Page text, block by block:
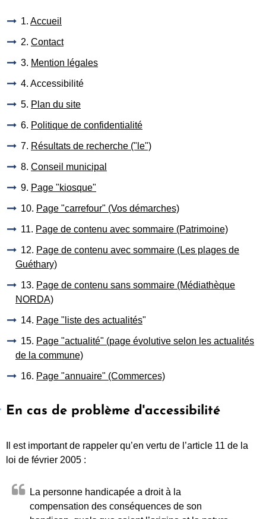
1. Accueil
2. Contact
3. Mention légales
4. Accessibilité
5. Plan du site
6. Politique de confidentialité
7. Résultats de recherche ("le")
8. Conseil municipal
9. Page "kiosque"
10. Page "carrefour" (Vos démarches)
11. Page de contenu avec sommaire (Patrimoine)
12. Page de contenu avec sommaire (Les plages de
Guéthary)
13. Page de contenu sans sommaire (Médiathèque
NORDA)
14. Page "liste des actualités"
15. Page "actualité" (page évolutive selon les actualités
de la commune)
16. Page "annuaire" (Commerces)
En cas de problème d'accessibilité
Il est important de rappeler qu’en vertu de l’article 11 de la
loi de février 2005 :
La personne handicapée a droit à la
compensation des conséquences de son